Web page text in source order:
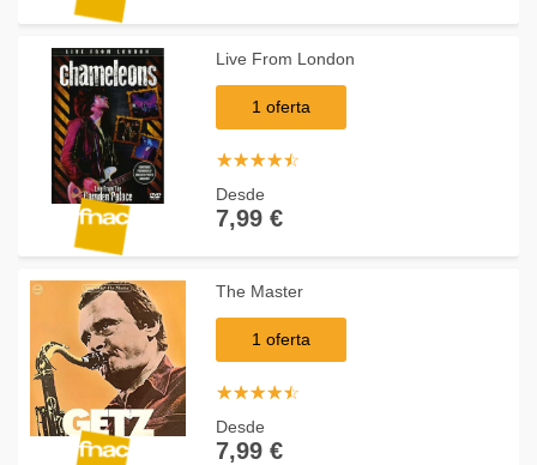
Live From London
1 oferta
☆☆☆☆☆
★★★★★
Desde
7,99 €
The Master
1 oferta
☆☆☆☆☆
★★★★★
Desde
7,99 €